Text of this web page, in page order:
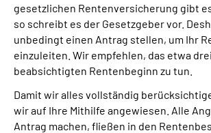
gesetzlichen Rentenversicherung gibt
so schreibt es der Gesetzgeber vor.
unbedingt einen Antrag stellen, um Ihr
einzuleiten. Wir empfehlen, das etwa
beabsichtigten Rentenbeginn zu tun.
Damit wir alles vollständig
wir auf Ihre Mithilfe angewiesen. Alle
Antrag machen, fließen in den